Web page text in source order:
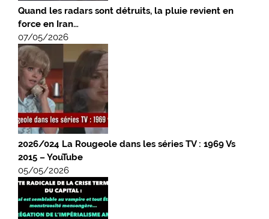
Quand les radars sont détruits, la pluie revient en
force en Iran…
07/05/2026
2026/024 La Rougeole dans les séries TV : 1969 Vs
2015 – YouTube
05/05/2026